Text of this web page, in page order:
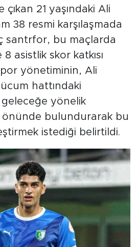
21 yaşındaki Ali
38 resmi karşılaşmada
santrfor, bu maçlarda
8 asistlik skor katkısı
yönetiminin, Ali
hattındaki
geleceğe yönelik
bulundurarak bu
istediği belirtildi.